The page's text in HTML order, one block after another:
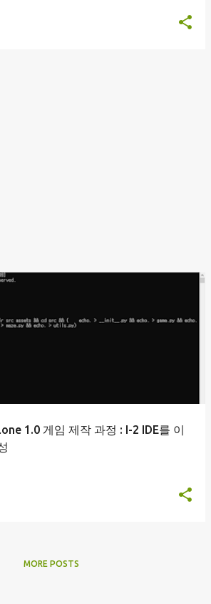
1.0 게임 제작 과정 : I-2 IDE를 이
MORE POSTS